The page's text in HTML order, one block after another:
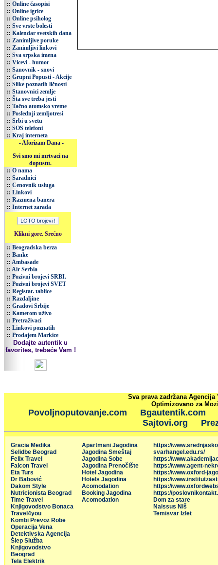
:: Online časopisi
:: Online igrice
:: Online psiholog
:: Sve vrste bolesti
:: Kalendar svetskih dana
:: Zanimljive poruke
:: Zanimljivi linkovi
:: Sva srpska imena
:: Vicevi - humor
:: Sanovnik - snovi
:: Grupni Popusti - Akcije
:: Slike poznatih ličnosti
:: Stanovnici zemlje
:: Šta sve treba jesti
:: Tačno atomsko vreme
:: Poslednji zemljotresi
:: Srbi u svetu
:: SOS telefoni
:: Kraj interneta
- Aforizam Dana -
Svi smo mi mrtvaci na
dopustu.
:: O nama
:: Saradnici
:: Cenovnik usluga
:: Linkovi
:: Razmena banera
:: Internet zarada
Klikni gore. Srećno
:: Beogradska berza
:: Banke
:: Ambasade
:: Air Serbia
:: Pozivni brojevi SRBI.
:: Pozivni brojevi SVET
:: Registar. tablice
:: Razdaljine
:: Gradovi Srbije
:: Kamerom uživo
:: Pretraživaci
:: Linkovi poznatih
:: Prodajem Markice
Dodajte autentik u
favorites, trebaće Vam !
Sva prava zadržana
Optimizovano za
Povoljnoputovanje.com
Bgautentik.com
Sajtovi.org
Gracia Medika
Selidbe Beograd
Felix Travel
Falcon Travel
Eta Turs
Dr Babović
Dakom Style
Nutricionista Beograd
Time Travel
Knjigovodstvo Bonaca
Travel4you
Kombi Prevoz Robe
Operacija Vena
Detektivska Agencija
Šlep Služba
Knjigovodstvo
Beograd
Tela Elektrik
Apartmani Jagodina
Jagodina Smeštaj
Jagodina Sobe
Jagodina Prenočište
Hotel Jagodina
Hotels Jagodina
Acomodation
Booking Jagodina
Acomodation
https://
svarhangel.edu.rs/
https://
https://www.agent-
https://www.oxford-
https://
https://
https://
Dom za stare
Naissus Niš
Temisvar Izlet